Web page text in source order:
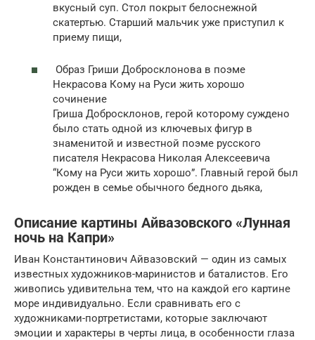
вкусный суп. Стол покрыт белоснежной
скатертью. Старший мальчик уже приступил к
приему пищи,
Образ Гриши Добросклонова в поэме
Некрасова Кому на Руси жить хорошо
сочинение
Гриша Добросклонов, герой которому суждено
было стать одной из ключевых фигур в
знаменитой и известной поэме русского
писателя Некрасова Николая Алексеевича
“Кому на Руси жить хорошо”. Главный герой был
рожден в семье обычного бедного дьяка,
Описание картины Айвазовского «Лунная
ночь на Капри»
Иван Константинович Айвазовский — один из самых
известных художников-маринистов и баталистов. Его
живопись удивительна тем, что на каждой его картине
море индивидуально. Если сравнивать его с
художниками-портретистами, которые заключают
эмоции и характеры в черты лица, в особенности глаза